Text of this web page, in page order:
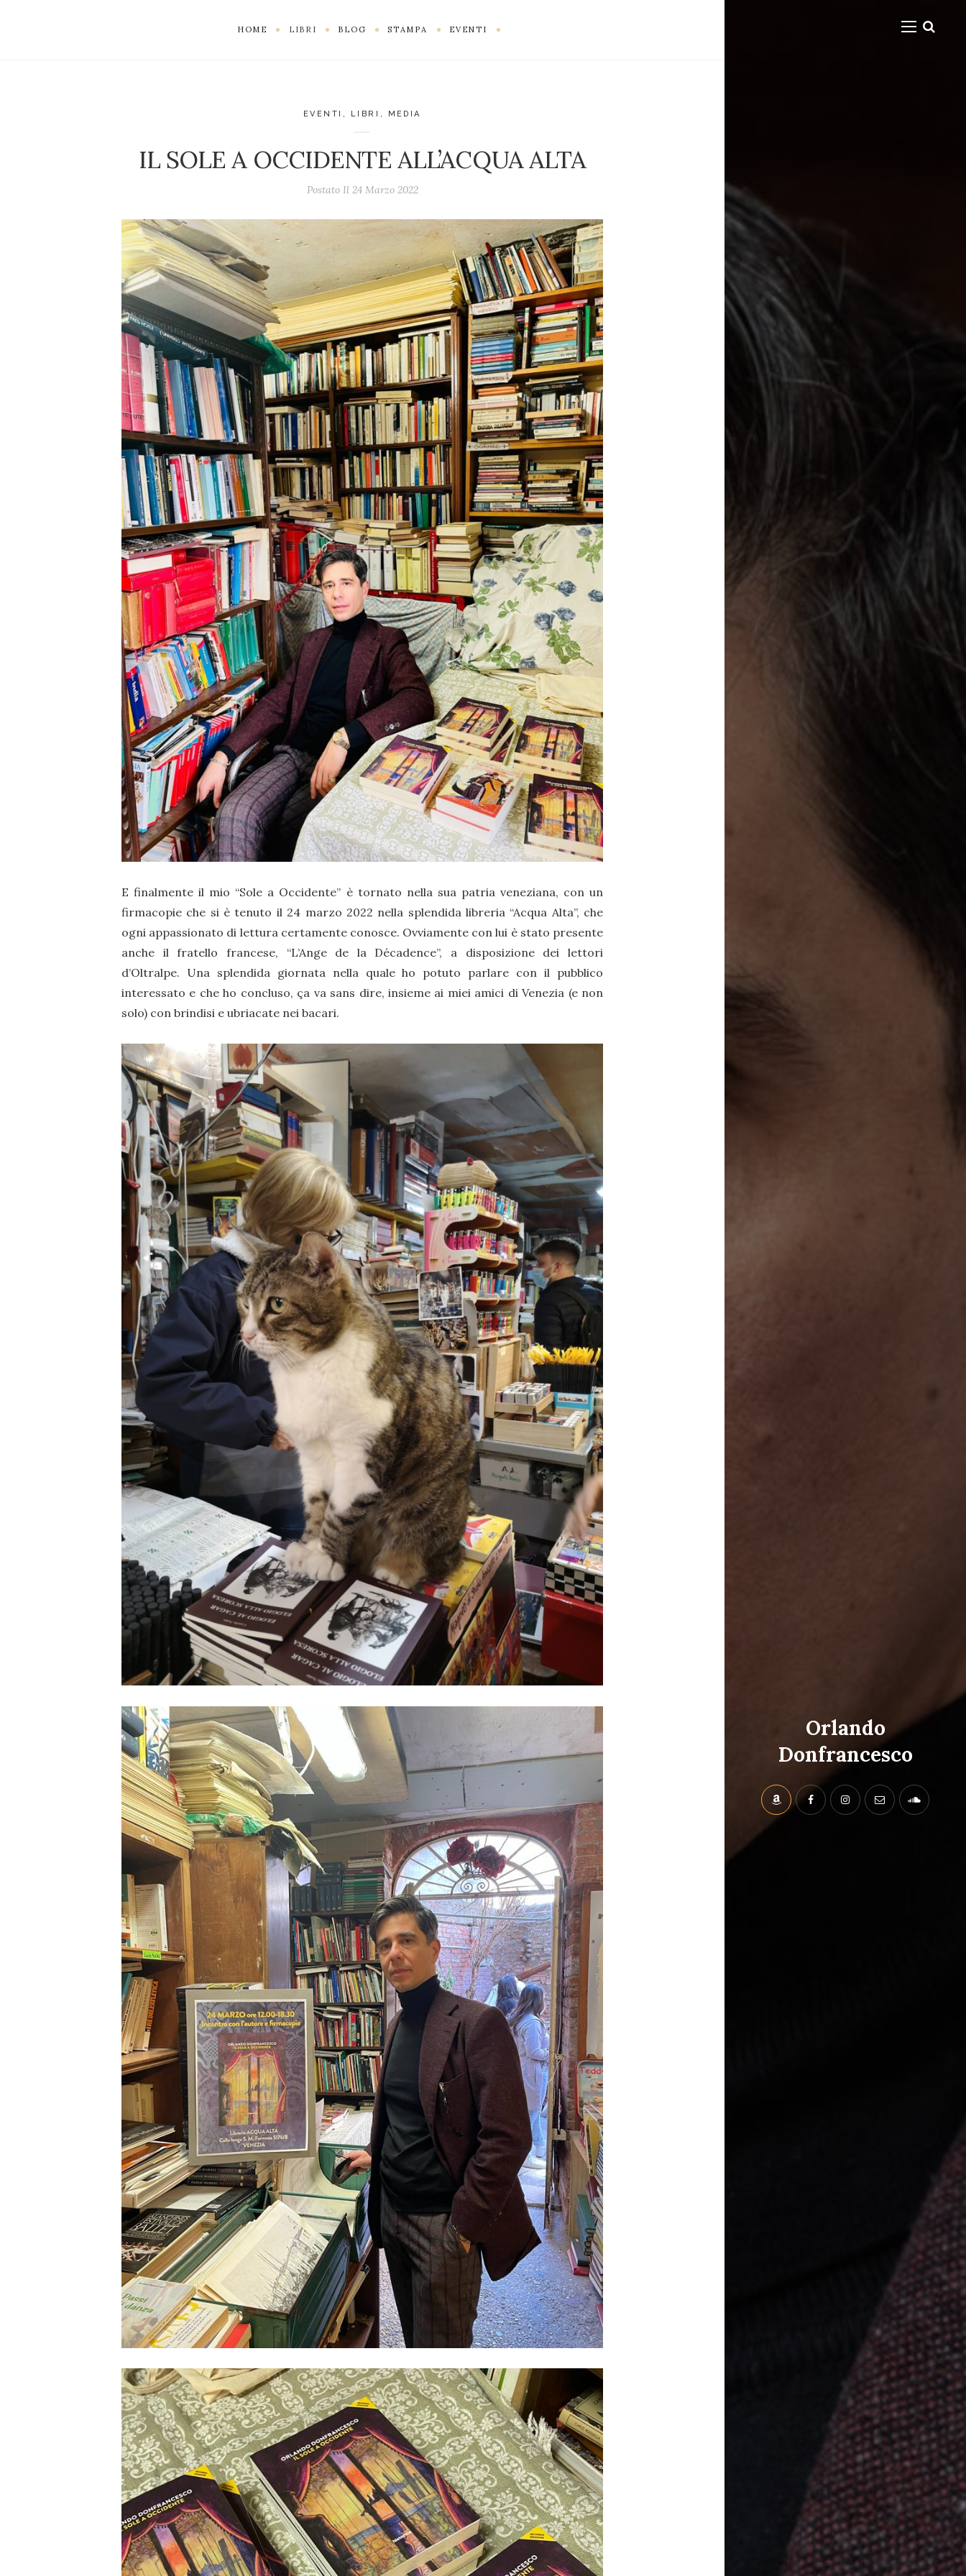
Orlando
Donfrancesco
HOME LIBRI BLOG STAMPA EVENTI
EVENTI , LIBRI , MEDIA
IL SOLE A OCCIDENTE ALL’ACQUA ALTA
Postato Il 24 Marzo 2022
E finalmente il mio “Sole a Occidente” è tornato nella sua patria veneziana, con un
firmacopie che si è tenuto il 24 marzo 2022 nella splendida libreria “Acqua Alta”, che
ogni appassionato di lettura certamente conosce. Ovviamente con lui è stato presente
anche il fratello francese, “L’Ange de la Décadence”, a disposizione dei lettori
d’Oltralpe. Una splendida giornata nella quale ho potuto parlare con il pubblico
interessato e che ho concluso, ça va sans dire, insieme ai miei amici di Venezia (e non
solo) con brindisi e ubriacate nei bacari.